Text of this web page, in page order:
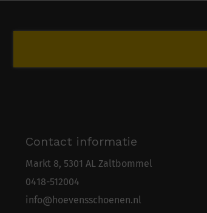
Contact informatie
Markt 8, 5301 AL Zaltbommel
0418-512004
info@hoevensschoenen.nl